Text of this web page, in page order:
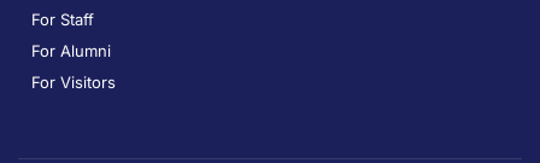
For Staff
For Alumni
For Visitors